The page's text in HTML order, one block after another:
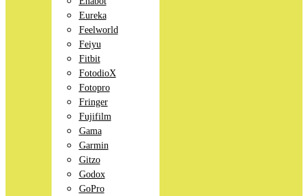
Eureka
Feelworld
Feiyu
Fitbit
FotodioX
Fotopro
Fringer
Fujifilm
Gama
Garmin
Gitzo
Godox
GoPro